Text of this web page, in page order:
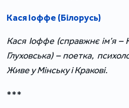
Кася Іоффе (Білорусь)
Кася Іоффе (справжнє ім’я
Глуховська) – поетка,
Живе у Мінську і Кракові.
***